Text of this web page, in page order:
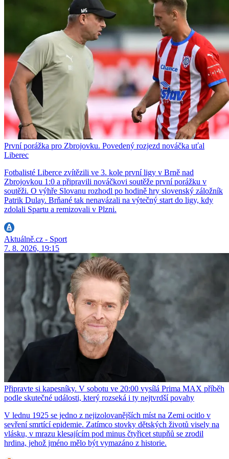
První porážka pro Zbrojovku. Povedený rozjezd nováčka uťal
Liberec
Fotbalisté Liberce zvítězili ve 3. kole první ligy v Brně nad
Zbrojovkou 1:0 a připravili nováčkovi soutěže první porážku v
soutěži. O výhře Slovanu rozhodl po hodině hry slovenský záložník
Patrik Dulay. Brňané tak nenavázali na výtečný start do ligy, kdy
zdolali Spartu a remizovali v Plzni.
Aktuálně.cz - Sport
7. 8. 2026, 19:15
Připravte si kapesníky. V sobotu ve 20:00 vysílá Prima MAX příběh
podle skutečné události, který rozseká i ty nejtvrdší povahy
V lednu 1925 se jedno z nejizolovanějších míst na Zemi ocitlo v
sevření smrtící epidemie. Zatímco stovky dětských životů visely na
vlásku, v mrazu klesajícím pod minus čtyřicet stupňů se zrodil
hrdina, jehož jméno mělo být vymazáno z historie.